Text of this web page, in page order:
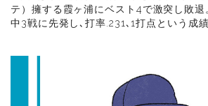
テ）擁する霞ヶ浦にベスト4で激突し敗
中3戦に先発し､打率.231､1打点という成績